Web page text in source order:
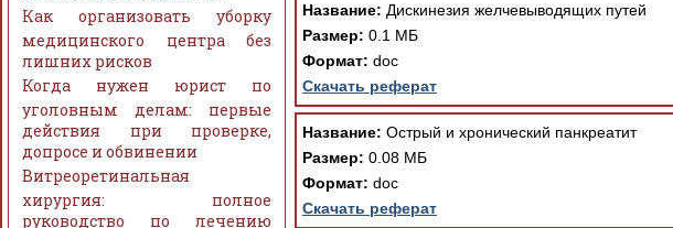
Название: Дискинезия желчевыводящих путей
Размер: 0.1 МБ
Формат: doc
Скачать реферат
Название: Острый и хронический панкреатит
Размер: 0.08 МБ
Формат: doc
Скачать реферат
Как организовать уборку
медицинского центра без
лишних рисков
Когда нужен юрист по
уголовным делам: первые
действия при проверке,
допросе и обвинении
Витреоретинальная
хирургия: полное
руководство по лечению